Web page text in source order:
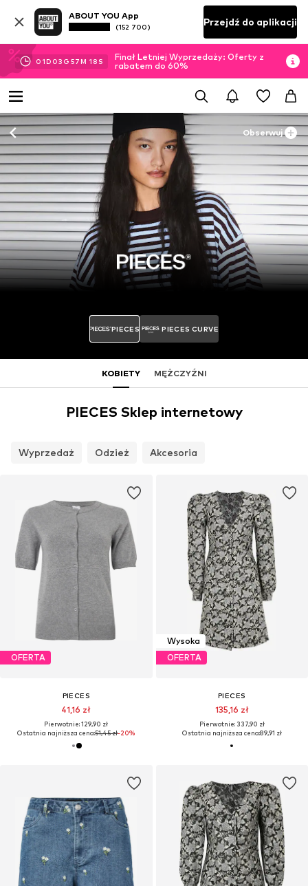
ABOUT YOU App
(152 700) Przejdź do aplikacji
01D 03 G 57M 16 S
Finał Letniej Wyprzedaży: Oferty z
rabatem do 60%
Obserwuj
PIECES PIECES CURVE
KOBIETY MĘŻCZYŹNI
PIECES Sklep internetowy
Wyprzedaż Odzież Akcesoria
OFERTA
PIECES
41,16 zł
Pierwotnie: 129,90 zł
Ostatnia najniższa cena:51,45 zł-20%
Wysoka
OFERTA
PIECES
135,16 zł
Pierwotnie: 337,90 zł
Ostatnia najniższa cena:89,91 zł